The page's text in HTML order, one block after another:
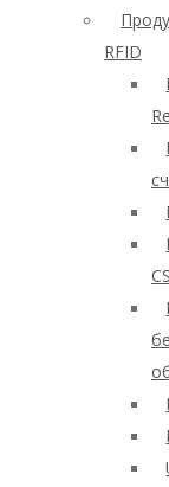
RFID
CS